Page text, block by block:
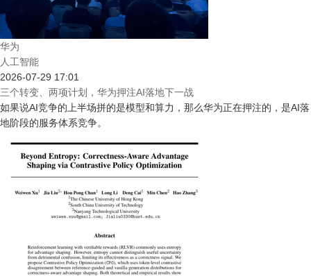
华为
人工智能
2026-07-29 17:01
三个转变、两项计划，华为押注AI落地下一战
如果说AI竞争的上半场拼的是模型和算力，那么华为正在押注的，是AI落
地阶段的服务体系竞争。